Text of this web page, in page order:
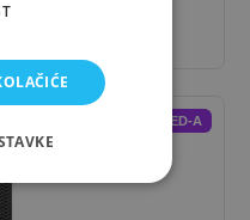
€
REFURBISHED-A